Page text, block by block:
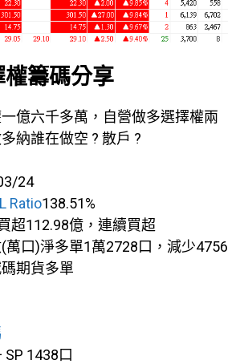
籌碼分享
億六千多萬，自營做多選擇權兩
納誰在做空 ? 散戶 ?
24
Ratio138.51%
超112.98億，連續買超
萬口)淨多單1萬2728口，減少4756
期貨多單
SP 1438口